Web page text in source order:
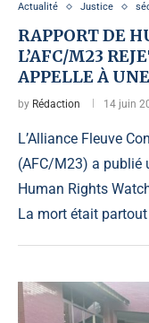
Actualité Justice
RAPPORT DE
L’AFC/M23
APPELLE À
by Rédaction 14 juin
L’Alliance Fleuve
(AFC/M23) a publié
Human Rights
La mort était